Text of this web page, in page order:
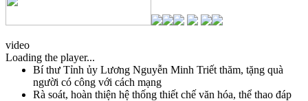
video
Loading the player...
Bí thư Tỉnh ủy Lương Nguyễn Minh Triết thăm, tặng quà
người có công với cách mạng
Rà soát, hoàn thiện hệ thống thiết chế văn hóa, thể thao đáp